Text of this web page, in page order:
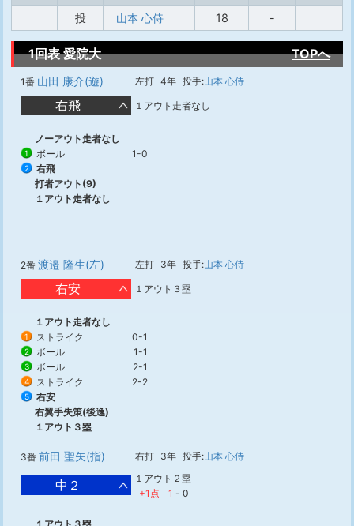
投
山本 心侍 18 -
1回表 愛院大 TOPへ
1番 山田 康介(遊) 左打 4年 投手:山本 心侍
右飛 １アウト走者なし
ノーアウト走者なし
1 ボール 1-0
2
右飛
打者アウト(9)
１アウト走者なし
2番 渡邉 隆生(左) 左打 3年 投手:山本 心侍
右安 １アウト３塁
１アウト走者なし
1 ストライク 0-1
2 ボール 1-1
3 ボール 2-1
4 ストライク 2-2
5
右安
右翼手失策(後逸)
１アウト３塁
3番 前田 聖矢(指) 右打 3年 投手:山本 心侍
中２
１アウト２塁
+1点
1 - 0